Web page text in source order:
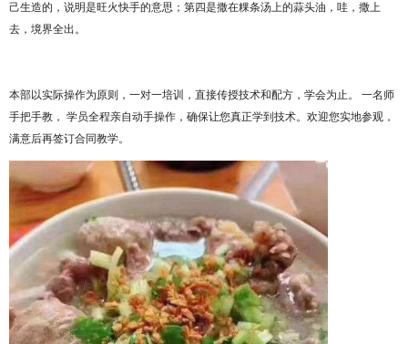
己生造的，说明是旺火快手的意思；第四是撒在粿条汤上的蒜头油，哇，撒上
去，境界全出。
本部以实际操作为原则，一对一培训，直接传授技术和配方，学会为止。
一名师
手把手教， 学员全程亲自动手操作，确保让您真正学到技术。欢迎您实地参观，
满意后再签订合同教学。